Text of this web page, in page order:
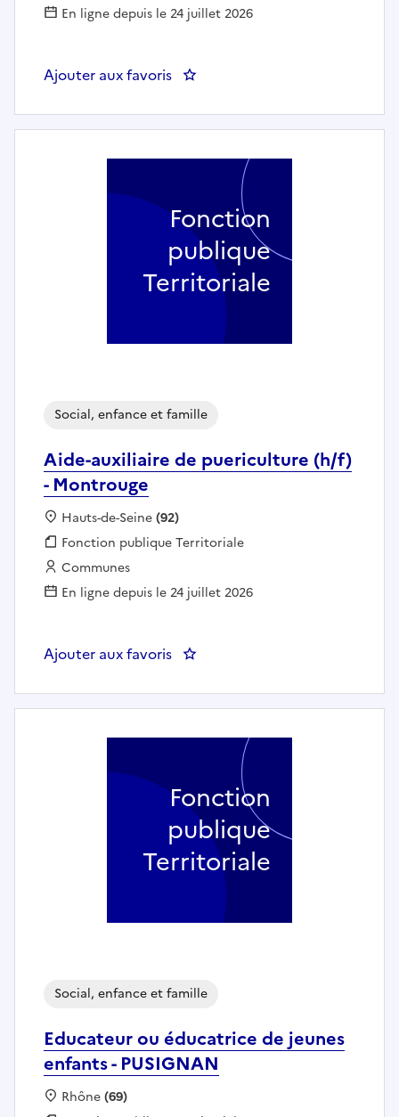
En ligne depuis le 24 juillet 2026
Ajouter aux favoris : Educateur de Jeunes Enfants
Aide-auxiliaire de puericulture (h/f)
- Montrouge
Social, enfance et famille
Localisation :
Hauts-de-Seine(92)
Fonction publique :
Fonction publique Territoriale
Employeur :
Communes
En ligne depuis le 24 juillet 2026
Ajouter aux favoris : Aide-auxiliaire de puericulture
Fonction
publique
Territoriale
Educateur ou éducatrice de jeunes
enfants - PUSIGNAN
Social, enfance et famille
Localisation :
Rhône(69)
Fonction
publique
Territoriale